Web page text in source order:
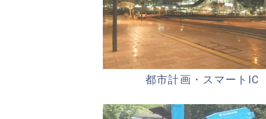
都市計画・スマートIC